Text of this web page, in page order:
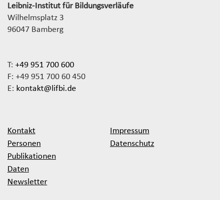
Leibniz-Institut für Bildungsverläufe
Wilhelmsplatz 3
96047 Bamberg
T: +49 951 700 600
F: +49 951 700 60 450
E: kontakt@lifbi.de
Kontakt
Personen
Publikationen
Daten
Newsletter
Impressum
Datenschutz